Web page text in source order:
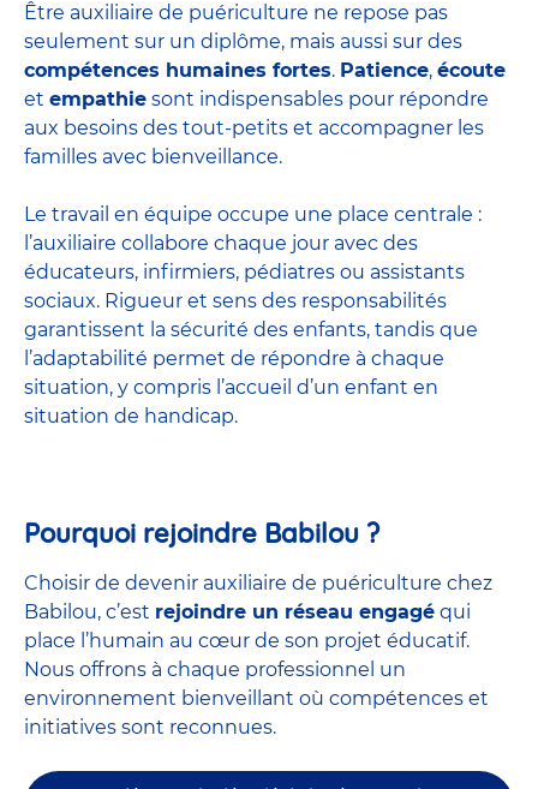
Être auxiliaire de puériculture ne repose pas
seulement sur un diplôme, mais aussi sur des
compétences humaines fortes. Patience, écoute
et empathie sont indispensables pour répondre
aux besoins des tout-petits et accompagner les
familles avec bienveillance.
Le travail en équipe occupe une place centrale :
l’auxiliaire collabore chaque jour avec des
éducateurs, infirmiers, pédiatres ou assistants
sociaux. Rigueur et sens des responsabilités
garantissent la sécurité des enfants, tandis que
l’adaptabilité permet de répondre à chaque
situation, y compris l’accueil d’un enfant en
situation de handicap.
Pourquoi rejoindre Babilou ?
Choisir de devenir auxiliaire de puériculture chez
Babilou, c’est rejoindre un réseau engagé qui
place l’humain au cœur de son projet éducatif.
Nous offrons à chaque professionnel un
environnement bienveillant où compétences et
initiatives sont reconnues.